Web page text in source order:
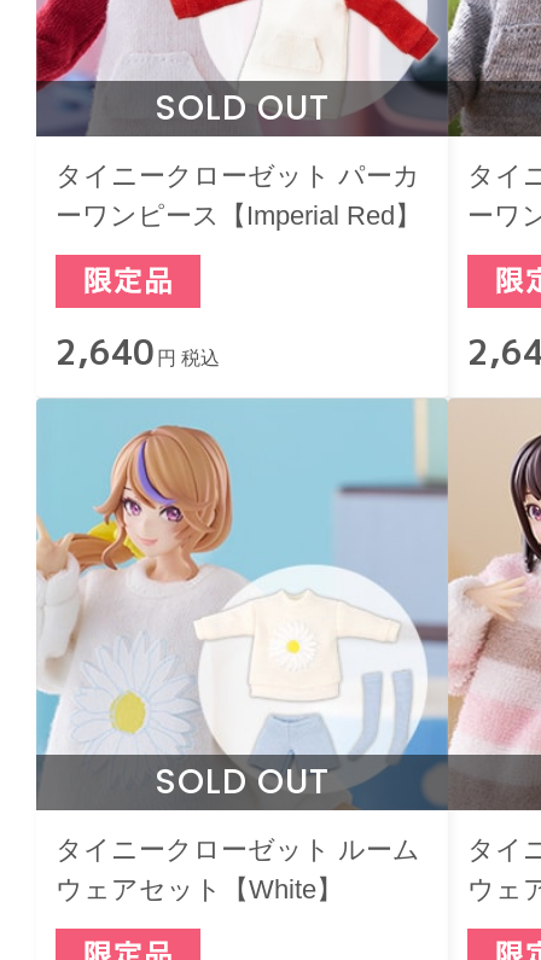
SOLD OUT
タイニークローゼット パーカ
ーワンピース【Imperial Red】
2,640 円 税込
タイ
ーワ
SOLD OUT
タイニークローゼット ルーム
ウェアセット【White】
タイ
ウェ